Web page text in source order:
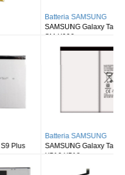
Batteria SAMSUNG
SAMSUNG Galaxy Tab S8 Ultra
Batteria SAMSUNG
SAMSUNG Galaxy Tab S9FE X510